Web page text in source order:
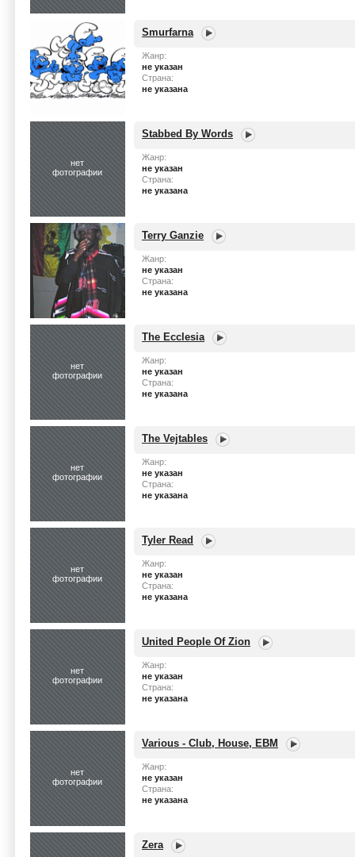
Smurfarna
Жанр:
не указан
Страна:
не указана
нет
фотографии
Stabbed By Words
Жанр:
не указан
Страна:
не указана
Terry Ganzie
Жанр:
не указан
Страна:
не указана
нет
фотографии
The Ecclesia
Жанр:
не указан
Страна:
не указана
нет
фотографии
The Vejtables
Жанр:
не указан
Страна:
не указана
нет
фотографии
Tyler Read
Жанр:
не указан
Страна:
не указана
нет
фотографии
United People Of Zion
Жанр:
не указан
Страна:
не указана
нет
фотографии
Various - Club, House, EBM
Жанр:
не указан
Страна:
не указана
Zera